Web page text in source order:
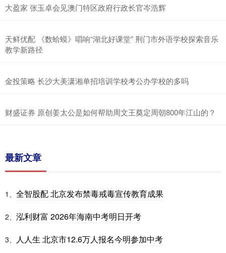
大盈家 张玉卓会见澳门特区政府行政长官岑浩辉
天鲜优配 《数蛤蟆》唱响“湖北好课堂” 荆门市外语学校探索音乐
教学新路径
金投策略 长沙大美潇湘单招培训学校考公办学校的多吗
财盛证券 原创姜太公是如何帮助周文王奠定周朝800年江山的？
最新文章
1、 全智股配 北京发布禁毒戒毒宣传教育成果
2、 泓利财富 2026年海南中考明日开考
3、 人人生 北京市12.6万人报名今明参加中考